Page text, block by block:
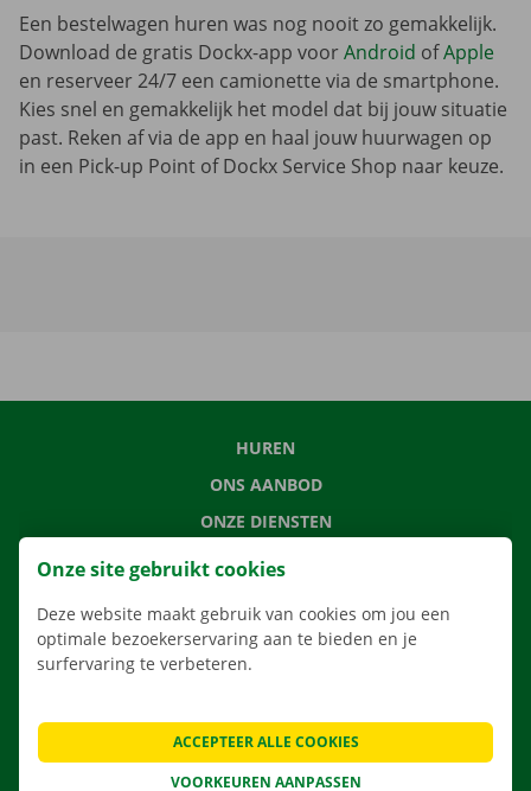
Een bestelwagen huren was nog nooit zo gemakkelijk.
Download de gratis Dockx-app voorAndroid ofApple
en reserveer 24/7 een camionette via de smartphone.
Kies snel en gemakkelijk het model dat bij jouw situatie
past. Reken af via de app en haal jouw huurwagen op
in een Pick-up Point of Dockx Service Shop naar keuze.
HUREN
ONS AANBOD
ONZE DIENSTEN
LOCATIES
VERHUISOPLOSSINGEN
CONTACTEER ONS
VEELGESTELDE VRAGEN
Onze site gebruikt cookies
Deze website maakt gebruik van cookies om jou een
optimale bezoekerservaring aan te bieden en je
surfervaring te verbeteren.
VOORKEUREN AANPASSEN
ACCEPTEER ALLE COOKIES